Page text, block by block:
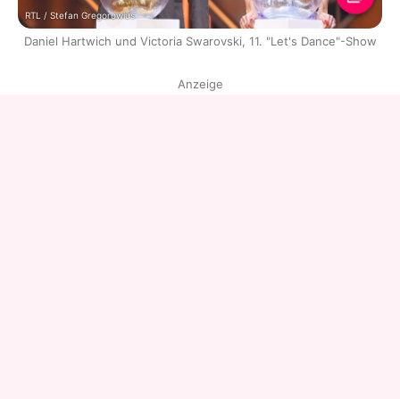
RTL / Stefan Gregorowius
Daniel Hartwich und Victoria Swarovski, 11. "Let's Dance"-Show
Anzeige